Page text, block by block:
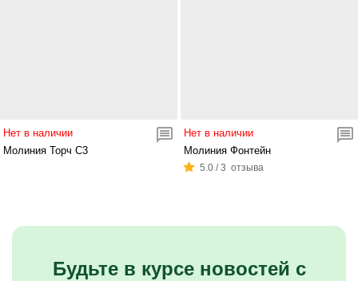
Нет в наличии
Молиния Торч С3
Нет в наличии
Молиния Фонтейн
5.0 / 3 отзыва
Будьте в курсе новостей с